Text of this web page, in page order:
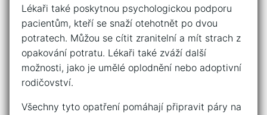
Lékaři také poskytnou psychologickou podporu
pacientům, kteří se snaží otehotnět po dvou
potratech. Můžou se cítit zranitelní a mít strach z
opakování potratu. Lékaři také zváží další
možnosti, jako je umělé oplodnění nebo adoptivní
rodičovství.
Všechny tyto opatření pomáhají připravit páry na